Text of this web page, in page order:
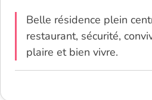
Belle résidence plein
restaurant, sécurité,
plaire et bien vivre.